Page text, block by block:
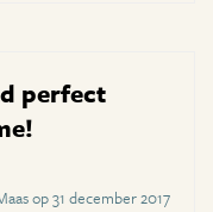
perfect
op 31 december 2017